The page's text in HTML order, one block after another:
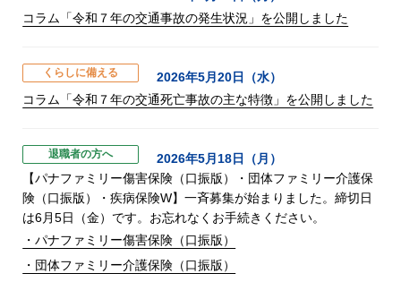
コラム「令和７年の交通事故の発生状況」を公開しました
くらしに備える
2026年5月20日（水）
コラム「令和７年の交通死亡事故の主な特徴」を公開しました
退職者の方へ
2026年5月18日（月）
【パナファミリー傷害保険（口振版）・団体ファミリー介護保
険（口振版）・疾病保険W】一斉募集が始まりました。締切日
は6月5日（金）です。お忘れなくお手続きください。
・パナファミリー傷害保険（口振版）
・団体ファミリー介護保険（口振版）